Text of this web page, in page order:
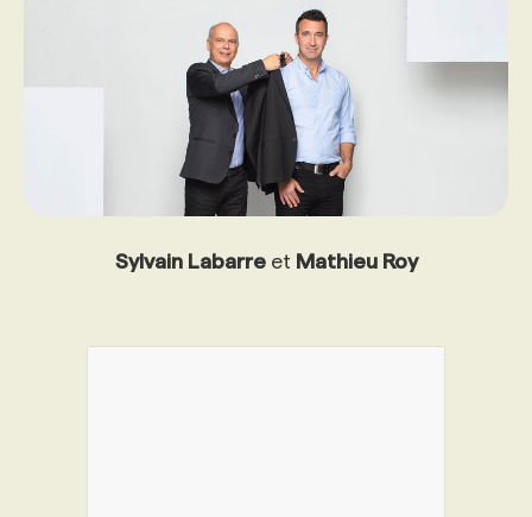
Sylvain Labarreet Mathieu Roy